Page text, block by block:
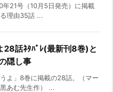
21号（10月5日発売）に掲載
理由35話 ...
28話ﾈﾀﾊﾞﾚ(最新刊8巻)と
隠し事
よ」8巻に掲載の28話。（マー
あむ先生作） ...